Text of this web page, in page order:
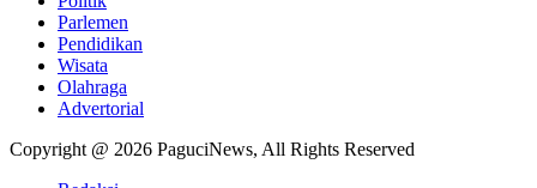
Parlemen
Pendidikan
Wisata
Olahraga
Advertorial
Copyright @ 2026 PaguciNews, All Rights Reserved